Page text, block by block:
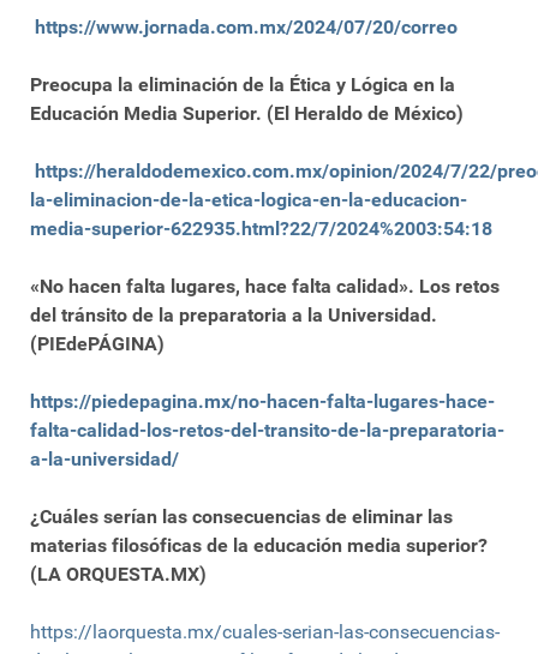
https://www.jornada.com.mx/2024/07/20/correo
Preocupa la eliminación de la Ética y Lógica en la
Educación Media Superior. (El Heraldo de México)
https://heraldodemexico.com.mx/opinion/2024/7/22/
la-eliminacion-de-la-etica-logica-en-la-educacion-
media-superior-622935.html?22/7/2024%2003:54:18
«No hacen falta lugares, hace falta calidad». Los retos
del tránsito de la preparatoria a la Universidad.
(PIEdePÁGINA)
https://piedepagina.mx/no-hacen-falta-lugares-hace-
falta-calidad-los-retos-del-transito-de-la-preparatoria-
a-la-universidad/
¿Cuáles serían las consecuencias de eliminar las
materias filosóficas de la educación media superior?
(LA ORQUESTA.MX)
https://laorquesta.mx/cuales-serian-las-consecuencias-